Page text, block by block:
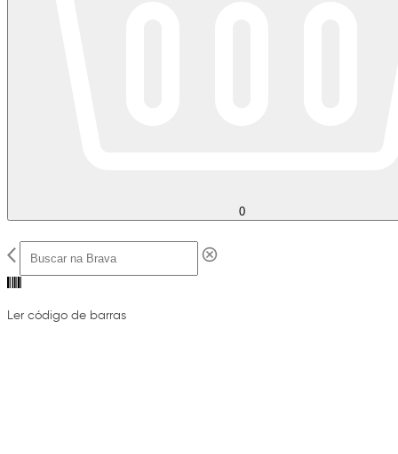
0
Ler código de barras